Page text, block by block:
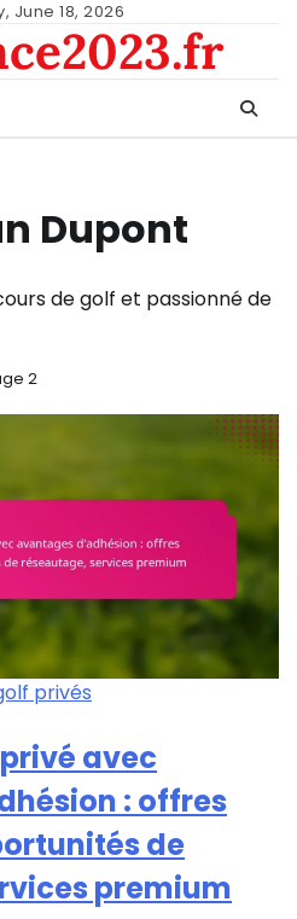
June 18, 2026
Dupont
de golf et passionné de
2
privés
avec
: offres
de
premium